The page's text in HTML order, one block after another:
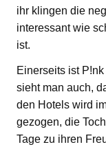
ihr klingen die
interessant wie
ist.
Einerseits ist
sieht man auch,
den Hotels wird
gezogen, die
Tage zu ihren